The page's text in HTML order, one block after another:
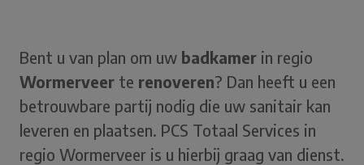
Bent u van plan om uw badkamer in regio
Wormerveer te renoveren? Dan heeft u een
betrouwbare partij nodig die uw sanitair kan
leveren en plaatsen. PCS Totaal Services in
regio Wormerveer is u hierbij graag van dienst.